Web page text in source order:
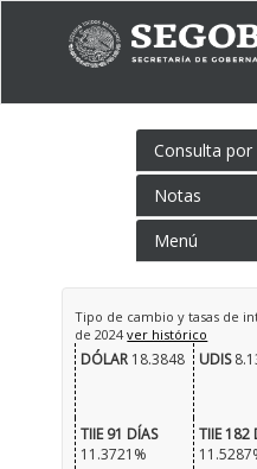
Consulta por
Notas
Menú
Tipo de cambio y tasas de
de 2024ver histórico
DÓLAR18.3848 UDIS
TIIE 91 DÍAS
11.3721%
TIIE 182